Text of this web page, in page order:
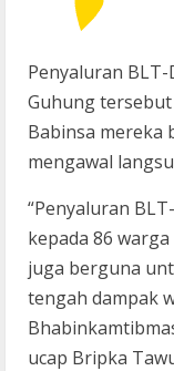
Penyaluran
Guhung
Babinsa mereka
mengawal
“Penyaluran
kepada 86
juga berguna
tengah dampak
ucap Bripka